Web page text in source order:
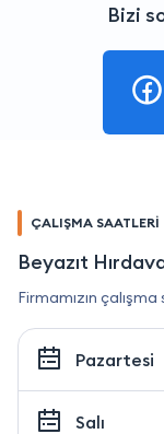
Bizi
ÇALIŞMA SAATLERİ
Beyazıt
Firmamızın
Pazartesi
Salı